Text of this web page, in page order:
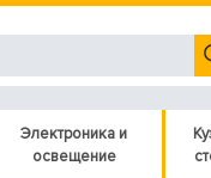
Электроника и
освещение